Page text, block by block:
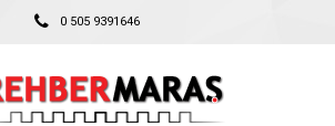
0 505 9391646